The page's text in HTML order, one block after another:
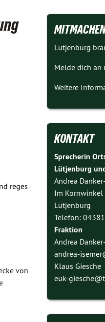
reges
von
Lütjenburg
Melde dich an
Weitere
KONTAKT
Sprecherin
Lütjenburg
Andrea
Im Kornwinkel
Lütjenburg
Telefon:
Fraktion
Andrea
andrea-
Klaus Giesche
euk-giesche@